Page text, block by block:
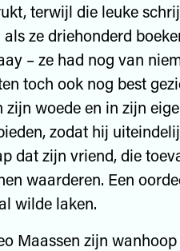
terwijl die leuke
ze driehonderd
– ze had nog van
toch ook nog best
zijn woede en in zijn
zodat hij
dat zijn vriend, die
waarderen. Een
wilde laken.
Maassen zijn